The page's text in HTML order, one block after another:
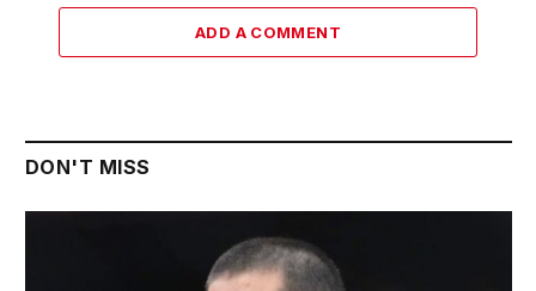
ADD A COMMENT
DON'T MISS